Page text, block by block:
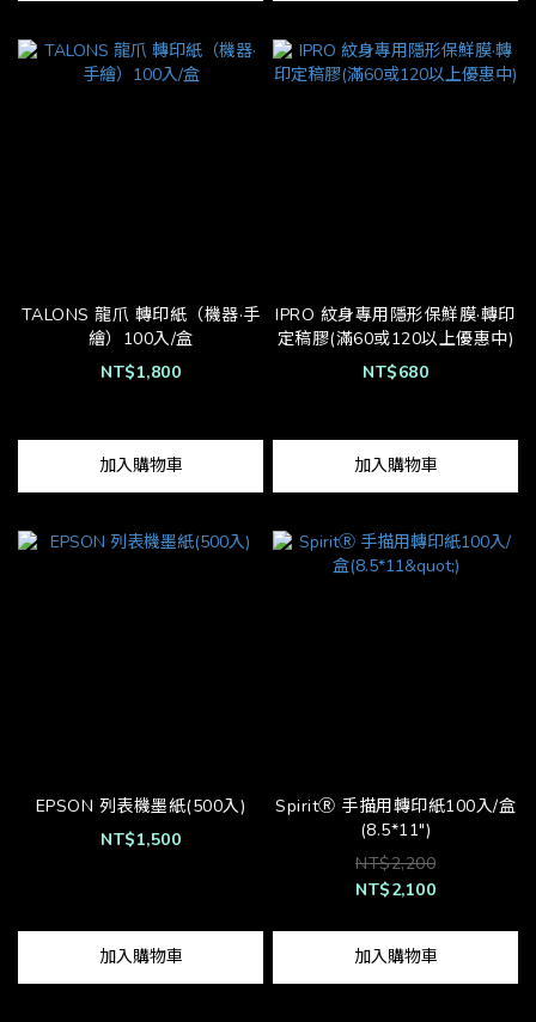
TALONS 龍爪 轉印紙（機器·手
繪）100入/盒
NT$1,800
加入購物車
IPRO 紋身專用隱形保鮮膜·轉印
定稿膠(滿60或120以上優惠中)
NT$680
加入購物車
EPSON 列表機墨紙(500入)
NT$1,500
加入購物車
SpiritⓇ 手描用轉印紙100入/盒
(8.5*11")
NT$2,200
NT$2,100
加入購物車